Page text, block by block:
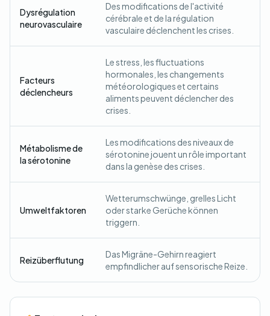
Dysrégulation
neurovasculaire
Des modifications de l'activité
cérébrale et de la régulation
vasculaire déclenchent les crises.
Facteurs
déclencheurs
Le stress, les fluctuations
hormonales, les changements
météorologiques et certains
aliments peuvent déclencher des
crises.
Métabolisme de
la sérotonine
Les modifications des niveaux de
sérotonine jouent un rôle important
dans la genèse des crises.
Umweltfaktoren
Wetterumschwünge, grelles Licht
oder starke Gerüche können
triggern.
Reizüberflutung
Das Migräne-Gehirn reagiert
empfindlicher auf sensorische Reize.